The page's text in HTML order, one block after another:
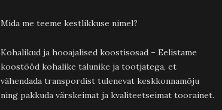
Mida me teeme kestlikkuse nimel?
Kohalikud ja hooajalised koostisosad – Eelistame
koostööd kohalike talunike ja tootjatega, et
vähendada transpordist tulenevat keskkonnamõju
ning pakkuda värskeimat ja kvaliteetseimat toorainet.